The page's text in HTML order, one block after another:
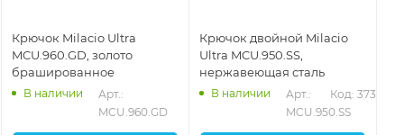
Крючок Milacio Ultra
MCU.960.GD, золото
брашированное
В наличии
Арт.:
MCU.960.GD
Крючок двойной Milacio
Ultra MCU.950.SS,
нержавеющая сталь
В наличии
Арт.:
MCU.950.SS
Код: 37396